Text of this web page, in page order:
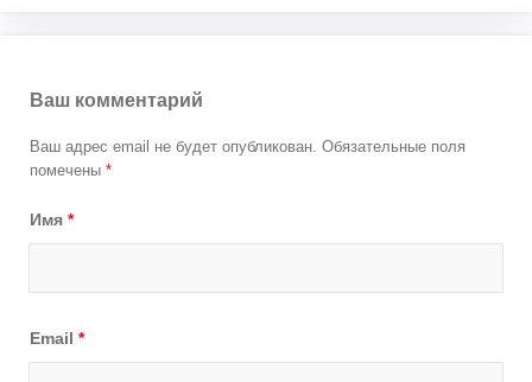
Ваш комментарий
Ваш адрес email не будет опубликован. Обязательные поля
помечены *
Имя *
Email *